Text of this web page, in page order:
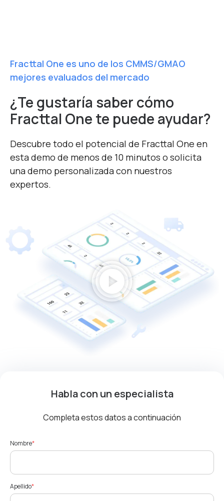
Fracttal One es uno de los CMMS/GMAO
mejores evaluados del mercado
¿Te gustaría saber cómo
Fracttal One te puede ayudar?
Descubre todo el potencial de Fracttal One en
esta demo de menos de 10 minutos o solicita
una demo personalizada con nuestros
expertos.
play_circle
Habla con un especialista
Completa estos datos a continuación
Nombre*
Apellido*